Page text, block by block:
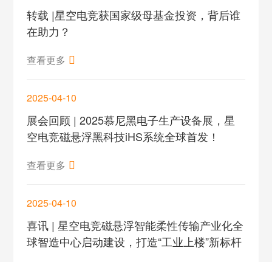
转载 |星空电竞获国家级母基金投资，背后谁
在助力？
查看更多
2025-04-10
展会回顾 | 2025慕尼黑电子生产设备展，星
空电竞磁悬浮黑科技iHS系统全球首发！
查看更多
2025-04-10
喜讯 | 星空电竞磁悬浮智能柔性传输产业化全
球智造中心启动建设，打造“工业上楼”新标杆